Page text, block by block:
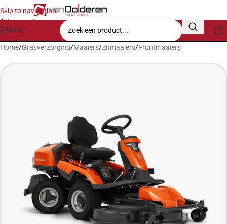
Skip to navigation
Skip to main content
Menu
Home/Grasverzorging/Maaiers/Zitmaaiers/Frontmaaiers